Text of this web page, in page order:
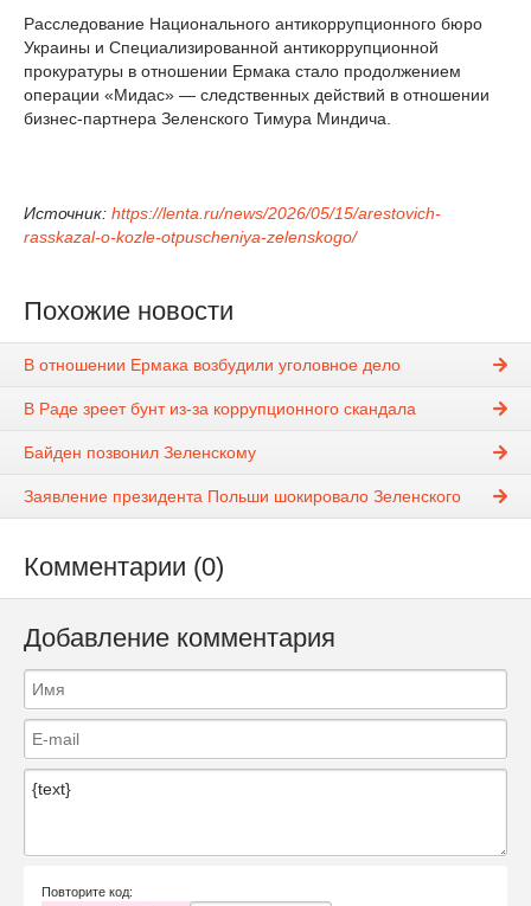
Расследование Национального антикоррупционного бюро
Украины и Специализированной антикоррупционной
прокуратуры в отношении Ермака стало продолжением
операции «Мидас» — следственных действий в отношении
бизнес-партнера Зеленского Тимура Миндича.
Источник: https://lenta.ru/news/2026/05/15/arestovich-
rasskazal-o-kozle-otpuscheniya-zelenskogo/
Похожие новости
В отношении Ермака возбудили уголовное дело
В Раде зреет бунт из-за коррупционного скандала
Байден позвонил Зеленскому
Заявление президента Польши шокировало Зеленского
Комментарии (0)
Добавление комментария
Повторите код: